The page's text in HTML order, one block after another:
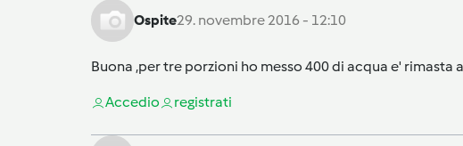
Ospite29. novembre 2016 - 12:10
Buona ,per tre porzioni ho messo 400 di acqua e'
Accedio registrati